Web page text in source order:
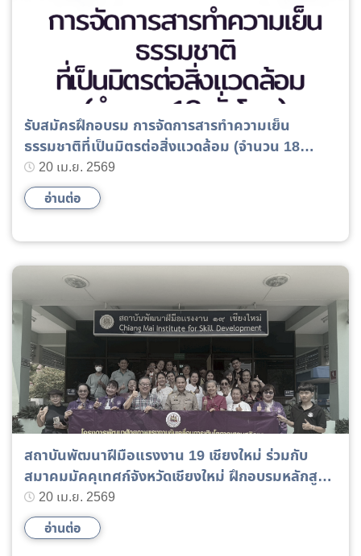
รับสมัครฝึกอบรม การจัดการสารทำความเย็น
ธรรมชาติที่เป็นมิตรต่อสิ่งแวดล้อม (จำนวน 18
ชั่วโมง)
20 เม.ย. 2569
อ่านต่อ
สถาบันพัฒนาฝีมือแรงงาน 19 เชียงใหม่ ร่วมกับ
สมาคมมัคคุเทศก์จังหวัดเชียงใหม่ ฝึกอบรมหลักสูตร
ภาษาฝรั่งเศสระดับสูงสำหรับมัคคุเทศก์
20 เม.ย. 2569
อ่านต่อ